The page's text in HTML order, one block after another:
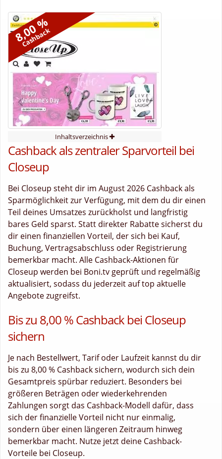
8,00 %
Cashback
Inhaltsverzeichnis
Cashback als zentraler Sparvorteil bei
Closeup
Bei Closeup steht dir im August 2026 Cashback als
Sparmöglichkeit zur Verfügung, mit dem du dir einen
Teil deines Umsatzes zurückholst und langfristig
bares Geld sparst. Statt direkter Rabatte sicherst du
dir einen finanziellen Vorteil, der sich bei Kauf,
Buchung, Vertragsabschluss oder Registrierung
bemerkbar macht. Alle Cashback-Aktionen für
Closeup werden bei Boni.tv geprüft und regelmäßig
aktualisiert, sodass du jederzeit auf top aktuelle
Angebote zugreifst.
Bis zu 8,00 % Cashback bei Closeup
sichern
Je nach Bestellwert, Tarif oder Laufzeit kannst du dir
bis zu 8,00 % Cashback sichern, wodurch sich dein
Gesamtpreis spürbar reduziert. Besonders bei
größeren Beträgen oder wiederkehrenden
Zahlungen sorgt das Cashback-Modell dafür, dass
sich der finanzielle Vorteil nicht nur einmalig,
sondern über einen längeren Zeitraum hinweg
bemerkbar macht. Nutze jetzt deine Cashback-
Vorteile bei Closeup.